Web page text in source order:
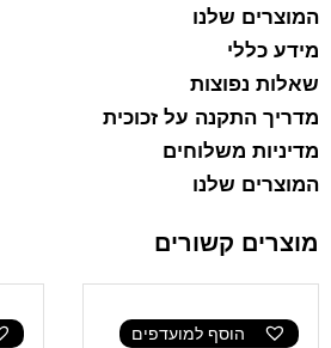
המוצרים שלנו
מידע כללי
שאלות נפוצות
מדריך התקנה על זכוכית
מדיניות משלוחים
המוצרים שלנו
מוצרים קשורים
הוסף למועדפים